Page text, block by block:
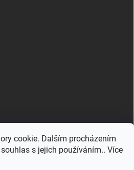
cookie. Dalším procházením
s jejich používáním.. Více
Hledat